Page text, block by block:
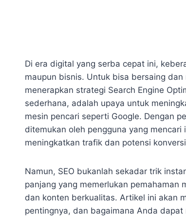
Di era digital yang serba cepat ini,
maupun bisnis. Untuk bisa bersaing
menerapkan strategi Search Engine
sederhana, adalah upaya untuk
mesin pencari seperti Google. Dengan
ditemukan oleh pengguna yang
meningkatkan trafik dan potensi
Namun, SEO bukanlah sekadar trik
panjang yang memerlukan pemahaman
dan konten berkualitas. Artikel ini akan
pentingnya, dan bagaimana Anda